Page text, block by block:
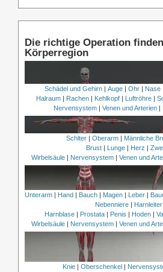
Die richtige Operation
Körperregion
Schädel und Gehirn| Auge| Ohr| Nase|
Halraum| Rachen| Kehlkopf| Luftröhre|
Nervensystem | Venen und Arterien |
Schlter| Oberarm| Männliche
Brust| Lunge| Herz |
Wirbelsäule | Nervensystem | Venen und
Unterarm| Hand| Bauch| Magen| Leber|
Nebenniere|
Harnblase| Prostata| Penis | Hoden|
Wirbelsäule | Nervensystem | Venen und
Knie Oberschenkel